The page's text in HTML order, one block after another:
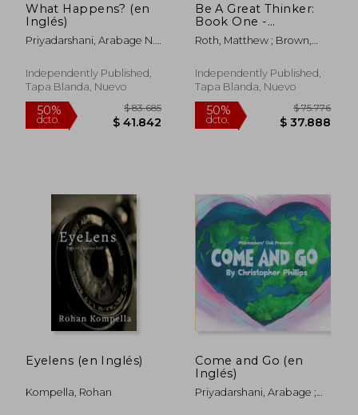
50%
dcto. $ 48.477
50%
dcto. $
What Happens? (en
Inglés)
Priyadarshani, Arabage N. ;
Independently Published,
Tapa Blanda, Nuevo
Be A Great Thinker:
Book One -
Introduction to
Critical Thinking (en
Roth, Matthew ; Brown,
Independently Published,
Tapa Blanda, Nuevo
Eyelens (en Inglés)
Kompella, Rohan
Come and Go (en
Inglés)
Priyadarshani, Arabage ;